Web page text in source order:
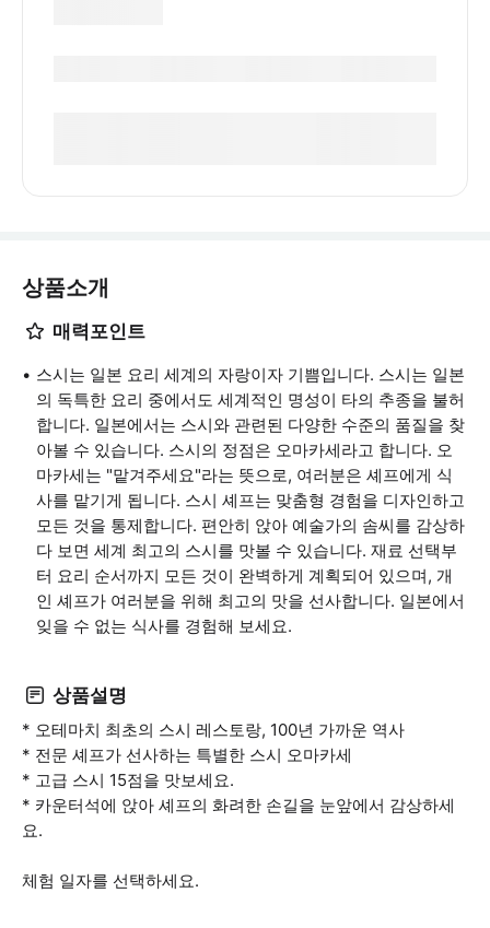
상품소개
매력포인트
스시는 일본 요리 세계의 자랑이자 기쁨입니다. 스시는 일본
의 독특한 요리 중에서도 세계적인 명성이 타의 추종을 불허
합니다. 일본에서는 스시와 관련된 다양한 수준의 품질을 찾
아볼 수 있습니다. 스시의 정점은 오마카세라고 합니다. 오
마카세는 "맡겨주세요"라는 뜻으로, 여러분은 셰프에게 식
사를 맡기게 됩니다. 스시 셰프는 맞춤형 경험을 디자인하고
모든 것을 통제합니다. 편안히 앉아 예술가의 솜씨를 감상하
다 보면 세계 최고의 스시를 맛볼 수 있습니다. 재료 선택부
터 요리 순서까지 모든 것이 완벽하게 계획되어 있으며, 개
인 셰프가 여러분을 위해 최고의 맛을 선사합니다. 일본에서
잊을 수 없는 식사를 경험해 보세요.
상품설명
* 오테마치 최초의 스시 레스토랑, 100년 가까운 역사
* 전문 셰프가 선사하는 특별한 스시 오마카세
* 고급 스시 15점을 맛보세요.
* 카운터석에 앉아 셰프의 화려한 손길을 눈앞에서 감상하세
요.
체험 일자를 선택하세요.